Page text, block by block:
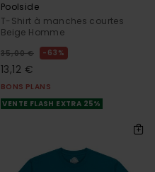
Poolside
T-Shirt à manches courtes
Beige Homme
35,00 € 63%
13,12 €
BONS PLANS
VENTE FLASH EXTRA 25%